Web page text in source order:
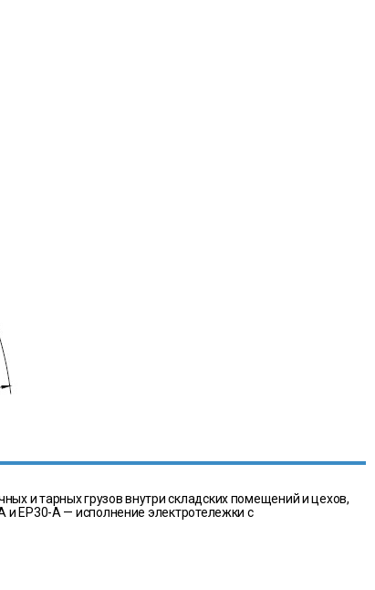
и тарных грузов внутри складских помещений и цехов,
и ЕР30-А — исполнение электротележки с